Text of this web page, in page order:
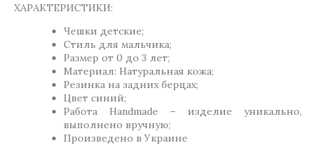
ХАРАКТЕРИСТИКИ:
Чешки детские;
Стиль для мальчика;
Размер от 0 до 3 лет;
Материал: Натуральная кожа;
Резинка на задних берцах;
Цвет синий;
Работа Handmade – изделие уникально,
выполнено вручную;
Произведено в Украине